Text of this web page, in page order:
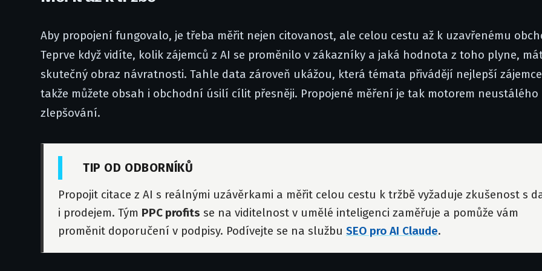
Aby propojení fungovalo, je třeba měřit nejen citovanost, ale celou cestu až k uzavřenému
Teprve když vidíte, kolik zájemců z AI se proměnilo v zákazníky a jaká hodnota z toho plyne,
skutečný obraz návratnosti. Tahle data zároveň ukážou, která témata přivádějí nejlepší
takže můžete obsah i obchodní úsilí cílit přesněji. Propojené měření je tak motorem neustálého
zlepšování.
TIP OD ODBORNÍKŮ
Propojit citace z AI s reálnými uzávěrkami a měřit celou cestu k tržbě vyžaduje zkušenost s
i prodejem. Tým PPC profits se na viditelnost v umělé inteligenci zaměřuje a pomůže vám
proměnit doporučení v podpisy. Podívejte se na službu SEO pro AI Claude.